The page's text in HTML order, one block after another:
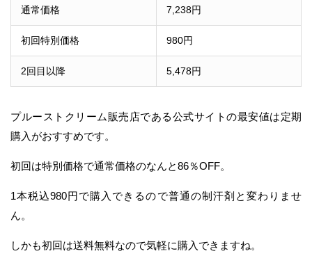
通常価格 7,238円
初回特別価格 980円
2回目以降 5,478円
プルーストクリーム販売店である公式サイトの最安値は定期
購入がおすすめです。
初回は特別価格で通常価格のなんと86％OFF。
1本税込980円で購入できるので普通の制汗剤と変わりませ
ん。
しかも初回は送料無料なので気軽に購入できますね。